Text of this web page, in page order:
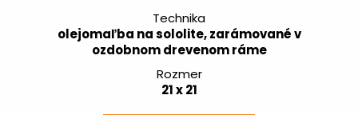
Technika
olejomaľba na sololite, zarámované v
ozdobnom drevenom ráme
Rozmer
21 x 21